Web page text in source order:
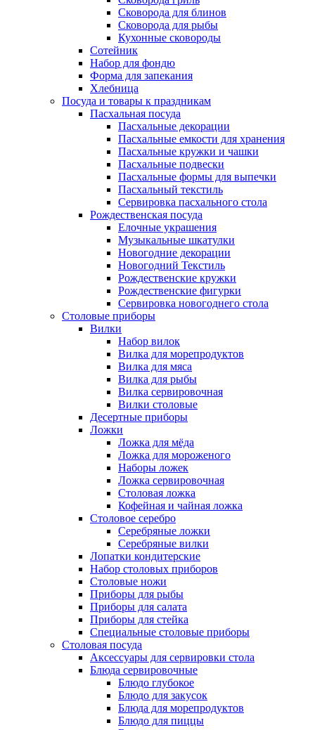
Сковорода для блинов
Сковорода для рыбы
Кухонные сковороды
Сотейник
Набор для фондю
Форма для запекания
Хлебница
Посуда и товары к праздникам
Пасхальная посуда
Пасхальные декорации
Пасхальные емкости для хранения
Пасхальные кружки и чашки
Пасхальные подвески
Пасхальные формы для выпечки
Пасхальный текстиль
Сервировка пасхального стола
Рождественская посуда
Елочные украшения
Музыкальные шкатулки
Новогодние декорации
Новогодний Текстиль
Рождественские кружки
Рождественские фигурки
Сервировка новогоднего стола
Столовые приборы
Вилки
Набор вилок
Вилка для морепродуктов
Вилка для мяса
Вилка для рыбы
Вилка сервировочная
Вилки столовые
Десертные приборы
Ложки
Ложка для мёда
Ложка для мороженого
Наборы ложек
Ложка сервировочная
Столовая ложка
Кофейная и чайная ложка
Столовое серебро
Серебряные ложки
Серебряные вилки
Лопатки кондитерские
Набор столовых приборов
Столовые ножи
Приборы для рыбы
Приборы для салата
Приборы для стейка
Специальные столовые приборы
Столовая посуда
Аксессуары для сервировки стола
Блюда сервировочные
Блюдо глубокое
Блюдо для закусок
Блюда для морепродуктов
Блюдо для пиццы